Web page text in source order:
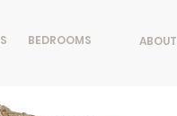
BEDROOMS ABOUT